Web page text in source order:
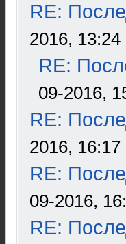
RE:
2016, 13:24
RE:
09-2016,
RE:
2016, 16:17
RE:
09-2016,
RE: